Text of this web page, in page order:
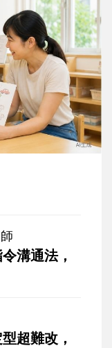
溝通法，
超難改，